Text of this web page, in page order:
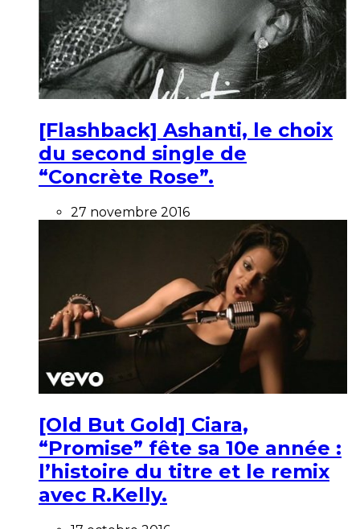
[Flashback] Ashanti, le choix
du second single de
“Concrète Rose”.
27 novembre 2016
[Old But Gold] Ciara,
“Promise” fête sa 10e année :
l’histoire du titre et le remix
avec R.Kelly.